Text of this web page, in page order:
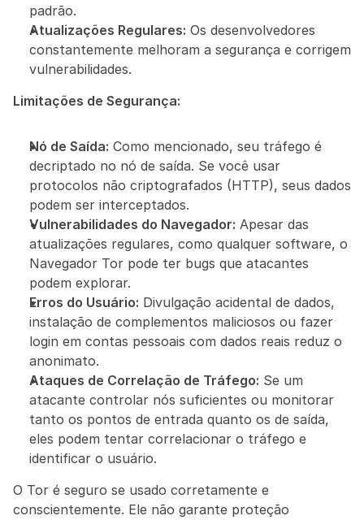
padrão.
Atualizações Regulares: Os desenvolvedores
constantemente melhoram a segurança e corrigem
vulnerabilidades.
Limitações de Segurança:
Nó de Saída: Como mencionado, seu tráfego é
decriptado no nó de saída. Se você usar
protocolos não criptografados (HTTP), seus dados
podem ser interceptados.
Vulnerabilidades do Navegador: Apesar das
atualizações regulares, como qualquer software, o
Navegador Tor pode ter bugs que atacantes
podem explorar.
Erros do Usuário: Divulgação acidental de dados,
instalação de complementos maliciosos ou fazer
login em contas pessoais com dados reais reduz o
anonimato.
Ataques de Correlação de Tráfego: Se um
atacante controlar nós suficientes ou monitorar
tanto os pontos de entrada quanto os de saída,
eles podem tentar correlacionar o tráfego e
identificar o usuário.
O Tor é seguro se usado corretamente e
conscientemente. Ele não garante proteção